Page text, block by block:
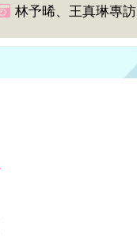
林予晞、王真琳專訪